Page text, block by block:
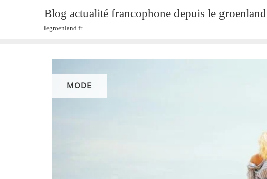
Blog actualité francophone depuis le groenland
legroenland.fr
MODE